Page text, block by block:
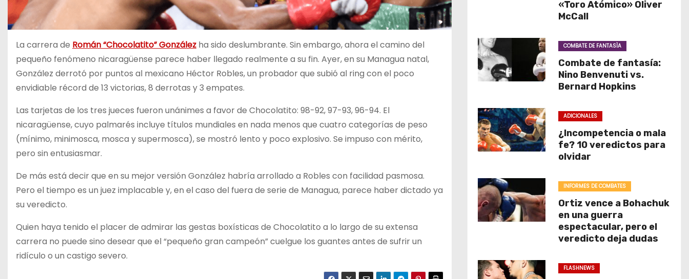
La carrera de Román “Chocolatito” González ha sido deslumbrante. Sin embargo, ahora el camino del
pequeño fenómeno nicaragüense parece haber llegado realmente a su fin. Ayer, en su Managua natal,
González derrotó por puntos al mexicano Héctor Robles, un probador que subió al ring con el poco
envidiable récord de 13 victorias, 8 derrotas y 3 empates.
Las tarjetas de los tres jueces fueron unánimes a favor de Chocolatito: 98-92, 97-93, 96-94. El
nicaragüense, cuyo palmarés incluye títulos mundiales en nada menos que cuatro categorías de peso
(mínimo, minimosca, mosca y supermosca), se mostró lento y poco explosivo. Se impuso con mérito,
pero sin entusiasmar.
De más está decir que en su mejor versión González habría arrollado a Robles con facilidad pasmosa.
Pero el tiempo es un juez implacable y, en el caso del fuera de serie de Managua, parece haber dictado ya
su veredicto.
Quien haya tenido el placer de admirar las gestas boxísticas de Chocolatito a lo largo de su extensa
carrera no puede sino desear que el “pequeño gran campeón” cuelgue los guantes antes de sufrir un
ridículo o un castigo severo.
«Toro Atómico» Oliver
McCall
COMBATE DE FANTASÌA
Combate de fantasía:
Nino Benvenuti vs.
Bernard Hopkins
ADICIONALES
¿Incompetencia o mala
fe? 10 veredictos para
olvidar
INFORMES DE COMBATES
Ortiz vence a Bohachuk
en una guerra
espectacular, pero el
veredicto deja dudas
FLASHNEWS